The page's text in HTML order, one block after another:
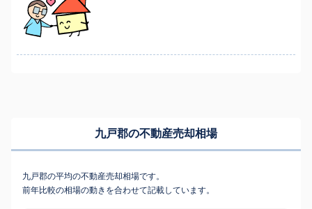
九戸郡の不動産売却相場
九戸郡の平均の不動産売却相場です。
前年比較の相場の動きを合わせて記載しています。